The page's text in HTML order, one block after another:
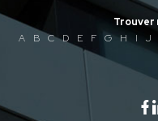
Trouver
A
B C D E F G H I J